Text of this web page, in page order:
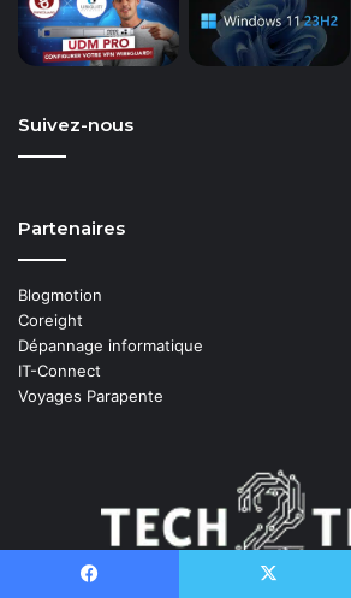
Suivez-nous
Partenaires
Blogmotion
Coreight
Dépannage informatique
IT-Connect
Voyages Parapente